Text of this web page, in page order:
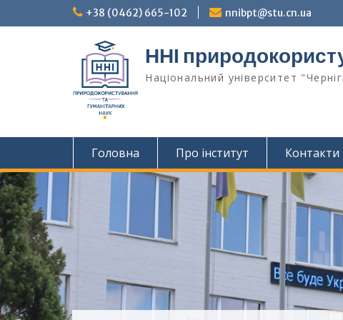
+38 (0462) 665-102 nnibpt@stu.cn.ua
ННІ
Національний університет
Головна Про інститут Контакти